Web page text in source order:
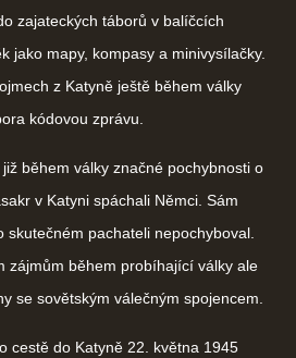
zajateckých táborů v balíčcích
jako mapy, kompasy a minivysílačky.
z Katyně ještě během války
kódovou zprávu.
během války značné pochybnosti o
v Katyni spáchali Němci. Sám
skutečném pachateli nepochyboval.
zájmům během probíhající války ale
se sovětským válečným spojencem.
cestě do Katyně 22. května 1945